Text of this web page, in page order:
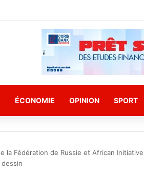
ÉCONOMIE OPINION SPORT
la Fédération de Russie et African